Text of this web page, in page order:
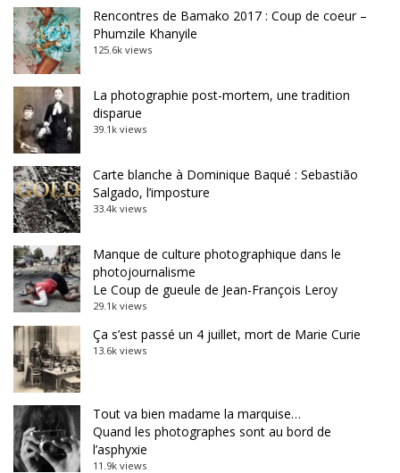
Rencontres de Bamako 2017 : Coup de coeur –
Phumzile Khanyile
125.6k views
La photographie post-mortem, une tradition
disparue
39.1k views
Carte blanche à Dominique Baqué : Sebastião
Salgado, l’imposture
33.4k views
Manque de culture photographique dans le
photojournalisme
Le Coup de gueule de Jean-François Leroy
29.1k views
Ça s’est passé un 4 juillet, mort de Marie Curie
13.6k views
Tout va bien madame la marquise…
Quand les photographes sont au bord de
l’asphyxie
11.9k views